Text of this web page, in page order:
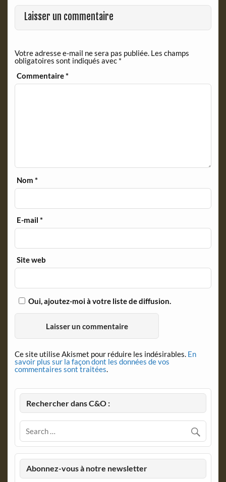
Laisser un commentaire
Votre adresse e-mail ne sera pas publiée. Les champs
obligatoires sont indiqués avec *
Commentaire*
Nom*
E-mail*
Site web
Oui, ajoutez-moi à votre liste de diffusion.
Ce site utilise Akismet pour réduire les indésirables. En
savoir plus sur la façon dont les données de vos
commentaires sont traitées
Rechercher dans C&O :
Abonnez-vous à notre newsletter